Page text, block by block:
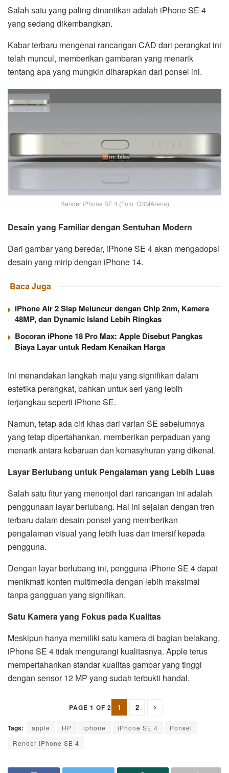
Salah satu yang paling dinantikan adalah iPhone SE 4
yang sedang dikembangkan.
Kabar terbaru mengenai rancangan CAD dari perangkat ini
telah muncul, memberikan gambaran yang menarik
tentang apa yang mungkin diharapkan dari ponsel ini.
Render iPhone SE 4.(Foto: GSMArena)
Desain yang Familiar dengan Sentuhan Modern
Dari gambar yang beredar, iPhone SE 4 akan mengadopsi
desain yang mirip dengan iPhone 14.
Baca Juga
iPhone Air 2 Siap Meluncur dengan Chip 2nm, Kamera
48MP, dan Dynamic Island Lebih Ringkas
Bocoran iPhone 18 Pro Max: Apple Disebut Pangkas
Biaya Layar untuk Redam Kenaikan Harga
Ini menandakan langkah maju yang signifikan dalam
estetika perangkat, bahkan untuk seri yang lebih
terjangkau seperti iPhone SE.
Namun, tetap ada ciri khas dari varian SE sebelumnya
yang tetap dipertahankan, memberikan perpaduan yang
menarik antara kebaruan dan kemasyhuran yang dikenal.
Layar Berlubang untuk Pengalaman yang Lebih Luas
Salah satu fitur yang menonjol dari rancangan ini adalah
penggunaan layar berlubang. Hal ini sejalan dengan tren
terbaru dalam desain ponsel yang memberikan
pengalaman visual yang lebih luas dan imersif kepada
pengguna.
Dengan layar berlubang ini, pengguna iPhone SE 4 dapat
menikmati konten multimedia dengan lebih maksimal
tanpa gangguan yang signifikan.
Satu Kamera yang Fokus pada Kualitas
Meskipun hanya memiliki satu kamera di bagian belakang,
iPhone SE 4 tidak mengurangi kualitasnya. Apple terus
mempertahankan standar kualitas gambar yang tinggi
dengan sensor 12 MP yang sudah terbukti handal.
PAGE 1 OF 2 1 2
Tags: apple HP iphone iPhone SE 4
Ponsel
Render iPhone SE 4